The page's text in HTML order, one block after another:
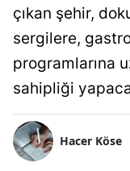
çıkan şehir,
sergilere,
programlarına
sahipliği
Hacer Köse